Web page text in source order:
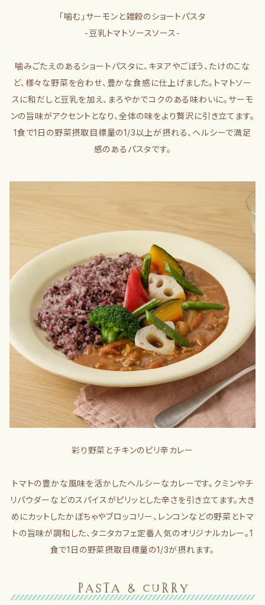
「噛む」サーモンと雑穀のショートパスタ
-豆乳トマトソースソース-
噛みごたえのあるショートパスタに、キヌアやごぼう、たけのこな
ど、様々な野菜を合わせ、豊かな食感に仕上げました。トマトソー
スに和だしと豆乳を加え、まろやかでコクのある味わいに。サーモ
ンの旨味がアクセントとなり、全体の味をより贅沢に引き立てます。
1食で1日の野菜摂取目標量の1/3以上が摂れる、ヘルシーで満足
感のあるパスタです。
彩り野菜とチキンのピリ辛カレー
トマトの豊かな風味を活かしたヘルシーなカレーです。クミンやチ
リパウダーなどのスパイスがピリッとした辛さを引き立てます。大き
めにカットしたかぼちゃやブロッコリー、レンコンなどの野菜とトマ
トの旨味が調和した、タニタカフェ定番人気のオリジナルカレー。1
食で1日の野菜摂取目標量の1/3が摂れます。